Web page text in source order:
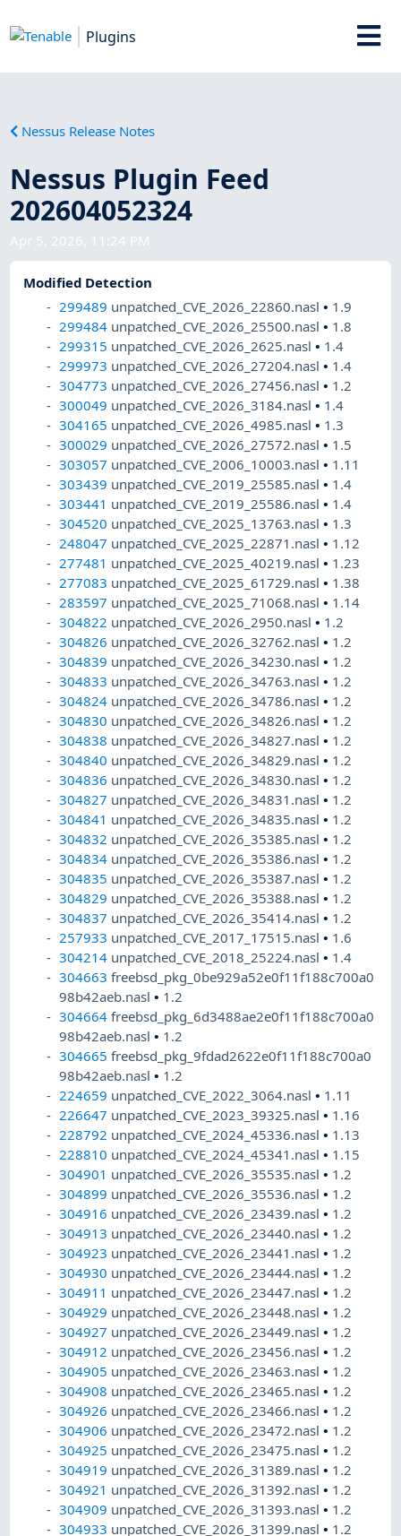
Plugins
Nessus Release Notes
Nessus Plugin Feed
202604052324
Apr 5, 2026, 11:24 PM
Modified Detection
299489 unpatched_CVE_2026_22860.nasl• 1.9
299484 unpatched_CVE_2026_25500.nasl• 1.8
299315 unpatched_CVE_2026_2625.nasl• 1.4
299973 unpatched_CVE_2026_27204.nasl• 1.4
304773 unpatched_CVE_2026_27456.nasl• 1.2
300049 unpatched_CVE_2026_3184.nasl• 1.4
304165 unpatched_CVE_2026_4985.nasl• 1.3
300029 unpatched_CVE_2026_27572.nasl• 1.5
303057 unpatched_CVE_2006_10003.nasl• 1.11
303439 unpatched_CVE_2019_25585.nasl• 1.4
303441 unpatched_CVE_2019_25586.nasl• 1.4
304520 unpatched_CVE_2025_13763.nasl• 1.3
248047 unpatched_CVE_2025_22871.nasl• 1.12
277481 unpatched_CVE_2025_40219.nasl• 1.23
277083 unpatched_CVE_2025_61729.nasl• 1.38
283597 unpatched_CVE_2025_71068.nasl• 1.14
304822 unpatched_CVE_2026_2950.nasl• 1.2
304826 unpatched_CVE_2026_32762.nasl• 1.2
304839 unpatched_CVE_2026_34230.nasl• 1.2
304833 unpatched_CVE_2026_34763.nasl• 1.2
304824 unpatched_CVE_2026_34786.nasl• 1.2
304830 unpatched_CVE_2026_34826.nasl• 1.2
304838 unpatched_CVE_2026_34827.nasl• 1.2
304840 unpatched_CVE_2026_34829.nasl• 1.2
304836 unpatched_CVE_2026_34830.nasl• 1.2
304827 unpatched_CVE_2026_34831.nasl• 1.2
304841 unpatched_CVE_2026_34835.nasl• 1.2
304832 unpatched_CVE_2026_35385.nasl• 1.2
304834 unpatched_CVE_2026_35386.nasl• 1.2
304835 unpatched_CVE_2026_35387.nasl• 1.2
304829 unpatched_CVE_2026_35388.nasl• 1.2
304837 unpatched_CVE_2026_35414.nasl• 1.2
257933 unpatched_CVE_2017_17515.nasl• 1.6
304214 unpatched_CVE_2018_25224.nasl• 1.4
304663 freebsd_pkg_0be929a52e0f11f188c700a0
98b42aeb.nasl• 1.2
304664 freebsd_pkg_6d3488ae2e0f11f188c700a0
98b42aeb.nasl• 1.2
304665 freebsd_pkg_9fdad2622e0f11f188c700a0
98b42aeb.nasl• 1.2
224659 unpatched_CVE_2022_3064.nasl• 1.11
226647 unpatched_CVE_2023_39325.nasl• 1.16
228792 unpatched_CVE_2024_45336.nasl• 1.13
228810 unpatched_CVE_2024_45341.nasl• 1.15
304901 unpatched_CVE_2026_35535.nasl• 1.2
304899 unpatched_CVE_2026_35536.nasl• 1.2
304916 unpatched_CVE_2026_23439.nasl• 1.2
304913 unpatched_CVE_2026_23440.nasl• 1.2
304923 unpatched_CVE_2026_23441.nasl• 1.2
304930 unpatched_CVE_2026_23444.nasl• 1.2
304911 unpatched_CVE_2026_23447.nasl• 1.2
304929 unpatched_CVE_2026_23448.nasl• 1.2
304927 unpatched_CVE_2026_23449.nasl• 1.2
304912 unpatched_CVE_2026_23456.nasl• 1.2
304905 unpatched_CVE_2026_23463.nasl• 1.2
304908 unpatched_CVE_2026_23465.nasl• 1.2
304926 unpatched_CVE_2026_23466.nasl• 1.2
304906 unpatched_CVE_2026_23472.nasl• 1.2
304925 unpatched_CVE_2026_23475.nasl• 1.2
304919 unpatched_CVE_2026_31389.nasl• 1.2
304921 unpatched_CVE_2026_31392.nasl• 1.2
304909 unpatched_CVE_2026_31393.nasl• 1.2
304933 unpatched_CVE_2026_31399.nasl• 1.2